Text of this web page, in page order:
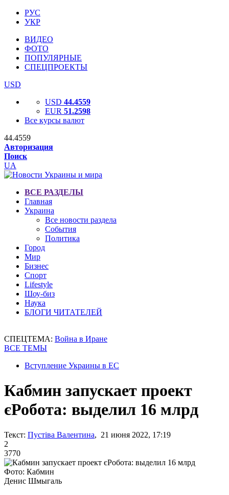
РУС
УКР
ВИДЕО
ФОТО
ПОПУЛЯРНЫЕ
СПЕЦПРОЕКТЫ
USD
USD 44.4559
EUR 51.2598
Все курсы валют
44.4559
Авторизация
Поиск
UA
ВСЕ РАЗДЕЛЫ
Главная
Украина
Все новости раздела
События
Политика
Город
Мир
Бизнес
Спорт
Lifestyle
Шоу-биз
Наука
БЛОГИ ЧИТАТЕЛЕЙ
СПЕЦТЕМА: Война в Иране
ВСЕ ТЕМЫ
Вступление Украины в ЕС
Кабмин запускает проект
єРобота: выделил 16 млрд
Текст: Пустіва Валентина, 21 июня 2022, 17:19
2
3770
Фото: Кабмин
Денис Шмыгаль